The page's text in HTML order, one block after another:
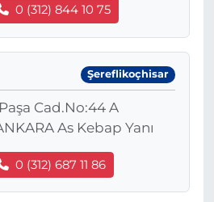
0 (312) 844 10 75
Şereflikoçhisar
Cad.No:44 A
As Kebap Yanı
0 (312) 687 11 86